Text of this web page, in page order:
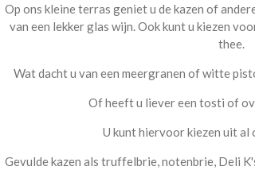
Op ons kleine terras geniet u de kazen of
van een lekker glas wijn. Ook kunt u kiezen
thee.
Wat dacht u van een meergranen of witte
Of heeft u liever een tosti of
U kunt hiervoor kiezen uit al
Gevulde kazen als truffelbrie, notenbrie, Deli